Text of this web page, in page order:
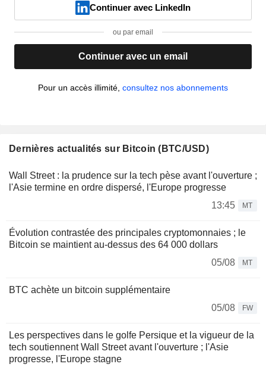
Continuer avec LinkedIn
ou par email
Continuer avec un email
Pour un accès illimité, consultez nos abonnements
Dernières actualités sur Bitcoin (BTC/USD)
Wall Street : la prudence sur la tech pèse avant l'ouverture ;
l'Asie termine en ordre dispersé, l'Europe progresse
13:45
MT
Évolution contrastée des principales cryptomonnaies ; le
Bitcoin se maintient au-dessus des 64 000 dollars
05/08
MT
BTC achète un bitcoin supplémentaire
05/08
FW
Les perspectives dans le golfe Persique et la vigueur de la
tech soutiennent Wall Street avant l'ouverture ; l'Asie
progresse, l'Europe stagne